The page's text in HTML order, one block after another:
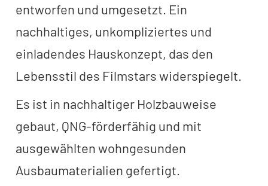
entworfen und umgesetzt. Ein
nachhaltiges, unkompliziertes und
einladendes Hauskonzept, das den
Lebensstil des Filmstars widerspiegelt.
Es ist in nachhaltiger Holzbauweise
gebaut, QNG-förderfähig und mit
ausgewählten wohngesunden
Ausbaumaterialien gefertigt.